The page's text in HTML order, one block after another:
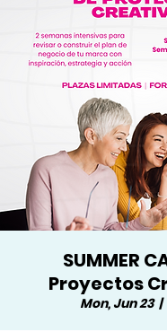
SUMMER
Proyectos
Mon, Jun 23
  |